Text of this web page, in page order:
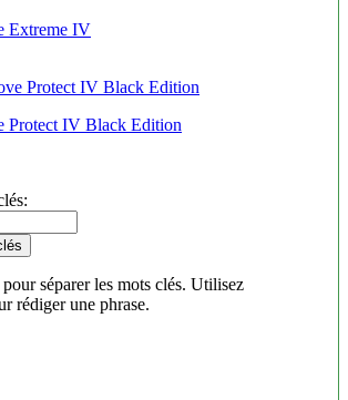
Extreme IV
Protect IV Black Edition
séparer les mots clés. Utilisez
rédiger une phrase.